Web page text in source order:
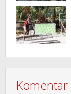
Komentar